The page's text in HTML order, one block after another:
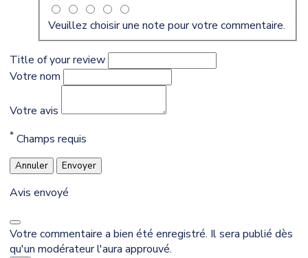
Veuillez choisir une note pour votre commentaire.
Title of your review
Votre nom
Votre avis
* Champs requis
Annuler Envoyer
Avis envoyé
Votre commentaire a bien été enregistré. Il sera publié dès
qu'un modérateur l'aura approuvé.